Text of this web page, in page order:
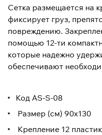
Сетка размещается на
фиксирует груз,
повреждению.
помощью 12-ти
которые надежно
обеспечивают
Код AS-S-08
Размер (см) 90х130
Крепление 12